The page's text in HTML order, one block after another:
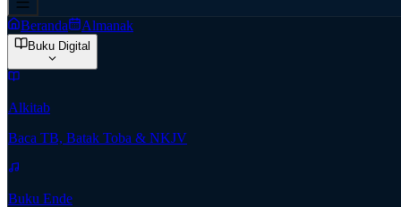
Beranda Almanak
Buku Digital
Alkitab
Baca TB, Batak Toba & NKJV
Buku Ende